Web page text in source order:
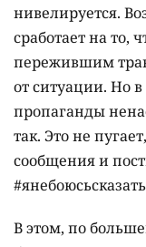
нивелируется.
сработает на
пережившим
от ситуации. Но
пропаганды
так. Это не
сообщения и
В этом, по